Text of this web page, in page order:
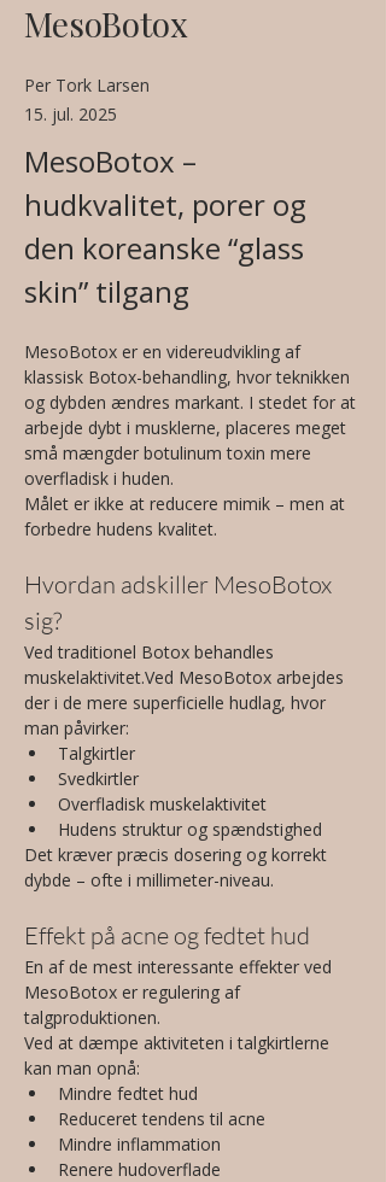
MesoBotox
Per Tork Larsen
15. jul. 2025
MesoBotox –
hudkvalitet, porer og
den koreanske “glass
skin” tilgang
MesoBotox er en videreudvikling af
klassisk Botox-behandling, hvor teknikken
og dybden ændres markant. I stedet for at
arbejde dybt i musklerne, placeres meget
små mængder botulinum toxin mere
overfladisk i huden.
Målet er ikke at reducere mimik – men at
forbedre hudens kvalitet.
Hvordan adskiller MesoBotox
sig?
Ved traditionel Botox behandles
muskelaktivitet.Ved MesoBotox arbejdes
der i de mere superficielle hudlag, hvor
man påvirker:
Talgkirtler
Svedkirtler
Overfladisk muskelaktivitet
Hudens struktur og spændstighed
Det kræver præcis dosering og korrekt
dybde – ofte i millimeter-niveau.
Effekt på acne og fedtet hud
En af de mest interessante effekter ved
MesoBotox er regulering af
talgproduktionen.
Ved at dæmpe aktiviteten i talgkirtlerne
kan man opnå:
Mindre fedtet hud
Reduceret tendens til acne
Mindre inflammation
Renere hudoverflade